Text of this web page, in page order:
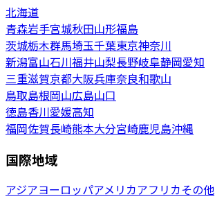
北海道
青森岩手宮城秋田山形福島
茨城栃木群馬埼玉千葉東京神奈川
新潟富山石川福井山梨長野岐阜静岡愛知
三重滋賀京都大阪兵庫奈良和歌山
鳥取島根岡山広島山口
徳島香川愛媛高知
福岡佐賀長崎熊本大分宮崎鹿児島沖縄
国際地域
アジアヨーロッパアメリカアフリカその他